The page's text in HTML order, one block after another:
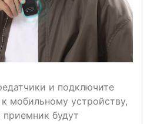
и подключите
к мобильному устройству,
приемник будут